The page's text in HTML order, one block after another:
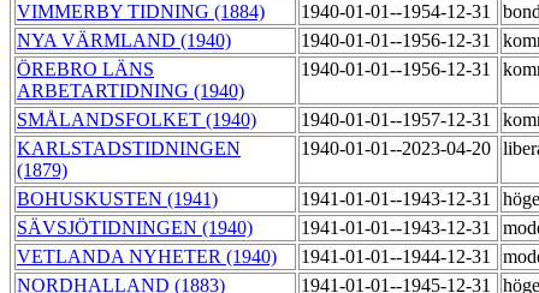
VIMMERBY TIDNING (1884)
1940-01-01--1954-12-31
NYA VÄRMLAND (1940)
1940-01-01--1956-12-31
ÖREBRO LÄNS
ARBETARTIDNING (1940)
1940-01-01--1956-12-31
SMÅLANDSFOLKET (1940) 1940-01-01--1957-12-31
KARLSTADSTIDNINGEN
(1879)
1940-01-01--2023-04-20
BOHUSKUSTEN (1941) 1941-01-01--1943-12-31
SÄVSJÖTIDNINGEN (1940)
1941-01-01--1943-12-31
VETLANDA NYHETER (1940)
1941-01-01--1944-12-31
NORDHALLAND (1883)
1941-01-01--1945-12-31